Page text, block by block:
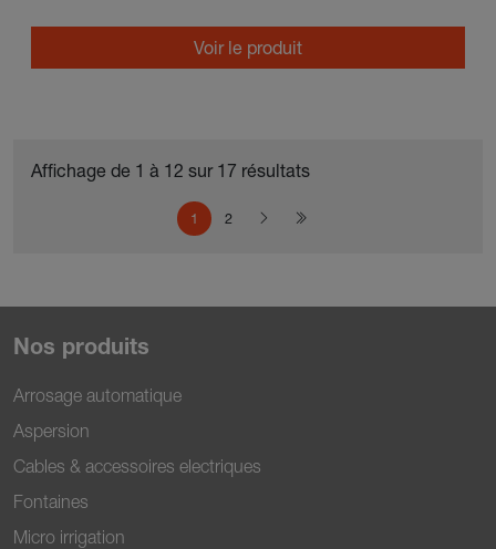
Voir le produit
Affichage de 1 à 12 sur 17 résultats
Pagination
Page courante
1 Page
2 Page suivanteDernière page
Nos produits
Arrosage automatique
Aspersion
Cables & accessoires electriques
Fontaines
Micro irrigation